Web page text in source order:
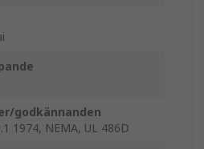
godkännanden
1974, NEMA, UL 486D